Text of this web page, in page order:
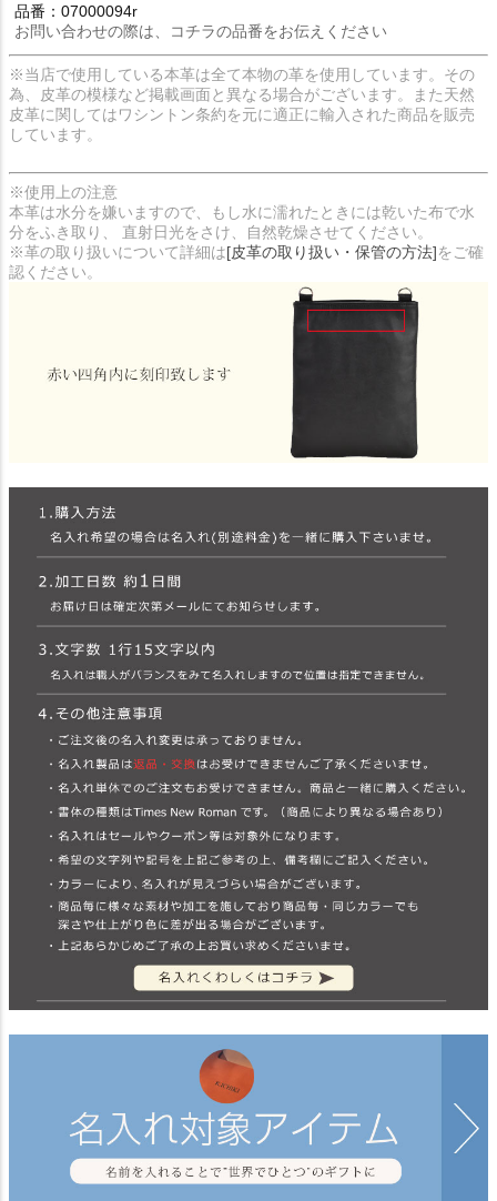
品番：07000094r
お問い合わせの際は、コチラの品番をお伝えください
※当店で使用している本革は全て本物の革を使用しています。その
為、皮革の模様など掲載画面と異なる場合がございます。また天然
皮革に関してはワシントン条約を元に適正に輸入された商品を販売
しています。
※使用上の注意
本革は水分を嫌いますので、もし水に濡れたときには乾いた布で水
分をふき取り、 直射日光をさけ、自然乾燥させてください。
※革の取り扱いについて詳細は[皮革の取り扱い・保管の方法]をご確
認ください。